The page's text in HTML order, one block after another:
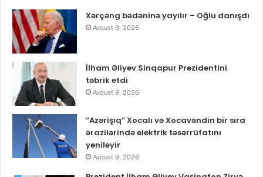
Xərçəng bədəninə yayılır – Oğlu danışdı
Avqust 9, 2026
İlham Əliyev Sinqapur Prezidentini
təbrik etdi
Avqust 9, 2026
“Azərişıq” Xocalı və Xocavəndin bir sıra
ərazilərində elektrik təsərrüfatını
yeniləyir
Avqust 9, 2026